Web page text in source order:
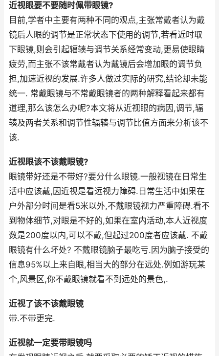
近视眼要不要随时佩带眼镜?
目前,学者中主要有两种不同的观点,主张常戴者认为戴
镜后人眼的调节是正常状态下使用的调节,若看近时取
下眼镜,则会引起辐辏与调节关系经常变动,更易使眼睛
疲劳,而主张不该常戴者认为戴镜后会增加眼的调节负
担,加速近视的发展.许多人做过实际的研究,结论却未能
统一. 常戴眼镜与不常戴眼镜者的两种解释看起来都有
道理,那么该怎么办呢?本文将从近视眼的病因,调节,辐
辏及两者关系和调节性辐辏与调节比值方面来分析该不
该.
近视眼该不该戴眼镜?
眼镜带好还是不带好?要分什么眼镜.一般视镜在日常生
活中应该戴,因近视是看远视力障碍.日常生活中如果在
户外部分时间是看5米以外,不戴眼镜视力严重障碍.看不
到物体细节,对眼是不好的,如果在室内活动,本人近视度
数是200度以内,可以不戴,但起过200度者应该戴. 不戴
眼镜有什么坏处? 不戴眼镜脑子最吃亏.因为脑子接受的
信息95%以上来自眼,相当大的部分在远处.例如游玩某
个,风景区,你不戴眼镜就看不到远处的景色,.
近视了该不该戴眼镜
带.不带更完.
近视就一定要带眼镜吗